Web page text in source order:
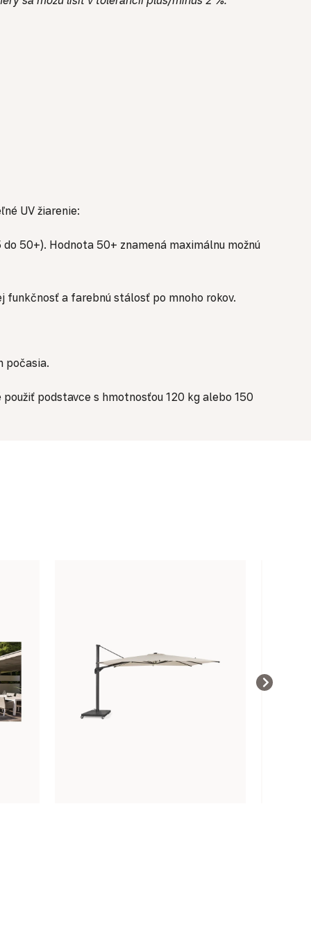
UV žiarenie:
50+). Hodnota 50+ znamená maximálnu možnú
a farebnú stálosť po mnoho rokov.
počasia.
podstavce s hmotnosťou 120 kg alebo 150